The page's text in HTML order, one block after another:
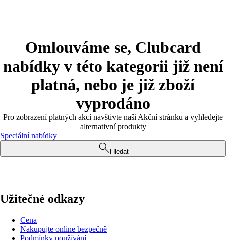
Omlouváme se, Clubcard
nabídky v této kategorii již není
platná, nebo je již zboží
vyprodáno
Pro zobrazení platných akcí navštivte naši Akční stránku a vyhledejte
alternativní produkty
Speciální nabídky
Hledat
Užitečné odkazy
Cena
Nakupujte online bezpečně
Podmínky používání